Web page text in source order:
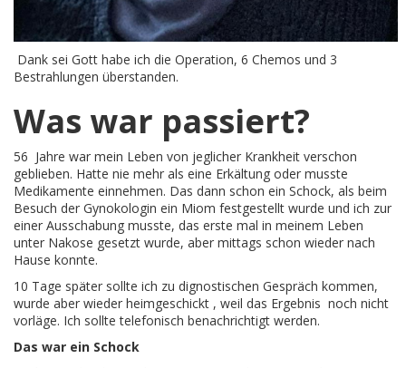
Dank sei Gott habe ich die Operation, 6 Chemos und 3
Bestrahlungen überstanden.
Was war passiert?
56 Jahre war mein Leben von jeglicher Krankheit verschon
geblieben. Hatte nie mehr als eine Erkältung oder musste
Medikamente einnehmen. Das dann schon ein Schock, als beim
Besuch der Gynokologin ein Miom festgestellt wurde und ich zur
einer Ausschabung musste, das erste mal in meinem Leben
unter Nakose gesetzt wurde, aber mittags schon wieder nach
Hause konnte.
10 Tage später sollte ich zu dignostischen Gespräch kommen,
wurde aber wieder heimgeschickt , weil das Ergebnis noch nicht
vorläge. Ich sollte telefonisch benachrichtigt werden.
Das war ein Schock